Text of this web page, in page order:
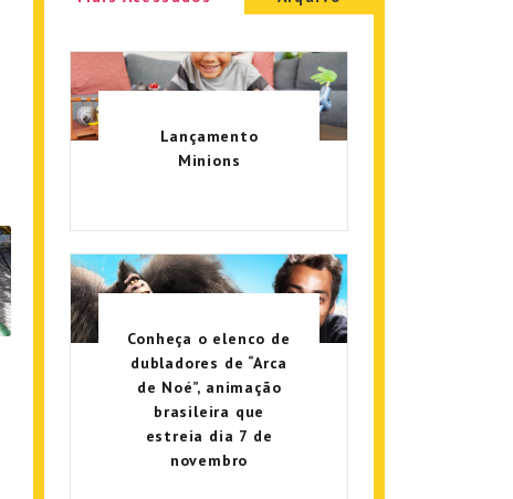
Lançamento
Minions
Conheça o elenco de
dubladores de “Arca
de Noé”, animação
brasileira que
estreia dia 7 de
novembro